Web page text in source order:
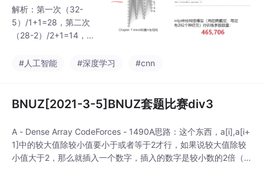
据提供的结构，建立CN
N模型。计算机根据样
本图片，自动寻找合适
片进行轮廓匹配。2、把
解析：第一次（32-
5）/1+1=28，第二次
（28-2）/2+1=14，第
0，第四次（10-2）/2+
再根据特征建立mlp模
别。任务：基于datase
t/training_set数据，根
据提供的结构，建立CN
N模型。计算机根据样
#人工智能 #深度学习 #cnn
BNUZ[2021-3-5]BNUZ套题比赛div3
A - Dense Array CodeForces - 1490A思路：这个东西，a[i],a[i+
1]中的较大值除较小值要小于或者等于2才行，如果说较大值除较
小值大于2，那么就插入一个数字，插入的数字是较小数的2倍（最